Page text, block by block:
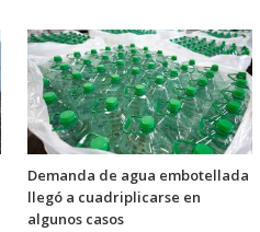
Demanda de agua embotellada
llegó a cuadriplicarse en
algunos casos